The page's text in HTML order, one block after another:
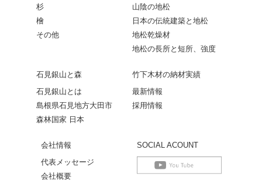
杉
檜
その他
山陰の地松
日本の伝統建築と地松
地松乾燥材
地松の長所と短所、強度
石見銀山と森
石見銀山とは
島根県石見地方大田市
森林国家 日本
竹下木材の納材実績
最新情報
採用情報
会社情報
代表メッセージ
会社概要
SOCIAL ACOUNT